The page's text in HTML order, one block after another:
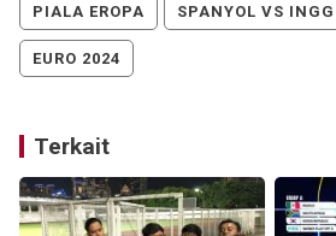
PIALA EROPA SPANYOL VS
EURO 2024
Terkait